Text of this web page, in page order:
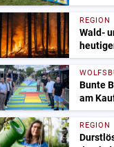
REGION
Wald-
Bunte
am
REGION